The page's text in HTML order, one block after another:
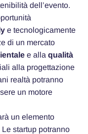
dell’evento.
e tecnologicamente
di un mercato
e alla qualità
alla progettazione
realtà potranno
un motore
un elemento
startup potranno